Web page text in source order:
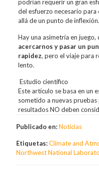
podrían requerir un gran
del esfuerzo necesario
allá de un punto de inflexión.
Hay una asimetría en
acercarnos y pasar un
rapidez, pero el viaje para
lento.
Estudio científico
Este artículo se basa en un
sometido a nuevas
resultados NO deben
Publicado en:Noticias
Etiquetas:Climate and
Northwest National